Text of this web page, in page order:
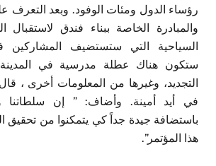
رؤساء الدول ومئات الوفود. وبعد التعرف
والمبادرة الخاصة ببناء فندق
السياحية التي ستستضيف المشاركين
ستكون هناك عطلة مدرسية في
التجديد، وغيرها من المعلومات أخرى ،
في أيد أمينة. وأضاف: ” إن سلطاتنا
باستضافة جيدة جداً كي يتمكنوا من تحقيق
هذا المؤتمر”.